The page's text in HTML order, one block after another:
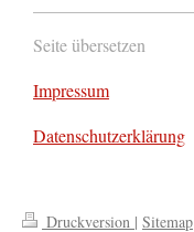
Seite übersetzen
Impressum
Datenschutzerklärung
Druckversion | Sitemap